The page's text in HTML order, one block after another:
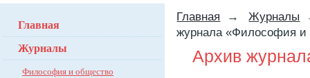
Главная → Журналы
журнала «Философия и
Архив
Главная
Журналы
Философия и общество